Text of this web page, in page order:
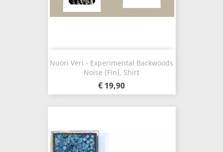
Nuori Veri - Experimental Backwoods
Noise (Fin), Shirt
€ 19,90